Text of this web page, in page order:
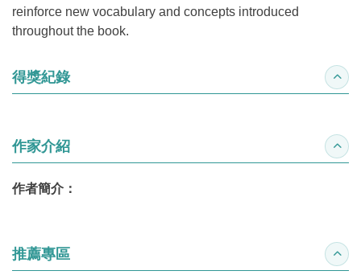
reinforce new vocabulary and concepts introduced
throughout the book.
得獎紀錄 收合
作家介紹 收合
作者簡介：
推薦專區 收合